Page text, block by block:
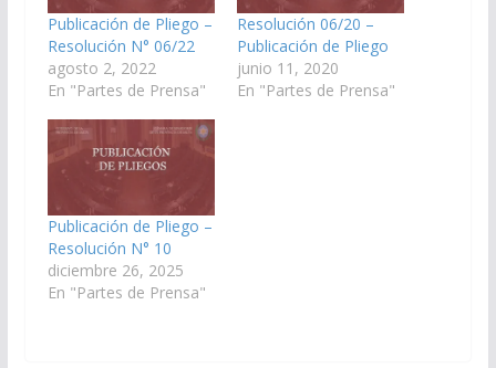
Publicación de Pliego –
Resolución N° 06/22
agosto 2, 2022
En "Partes de Prensa"
Resolución 06/20 –
Publicación de Pliego
junio 11, 2020
En "Partes de Prensa"
Publicación de Pliego –
Resolución N° 10
diciembre 26, 2025
En "Partes de Prensa"